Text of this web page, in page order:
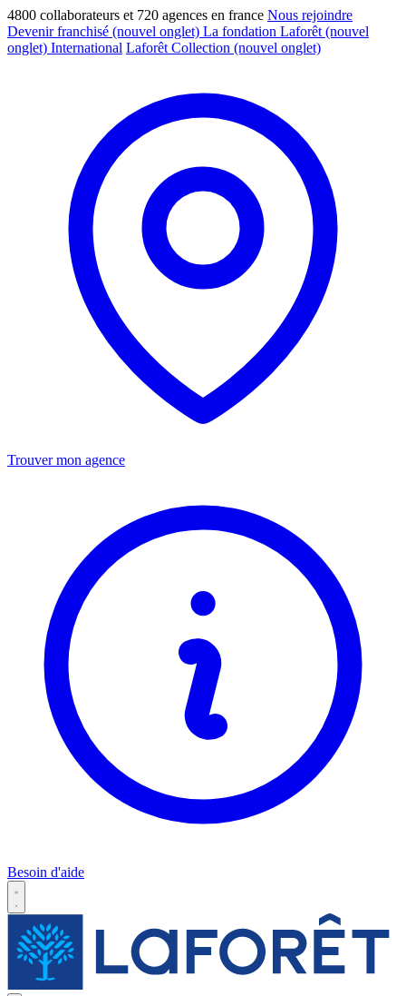
4800 collaborateurs et 720 agences en france Nous rejoindre
Devenir franchisé (nouvel onglet) La fondation Laforêt (nouvel
onglet) International Laforêt Collection (nouvel onglet)
Trouver mon agence
Besoin d'aide